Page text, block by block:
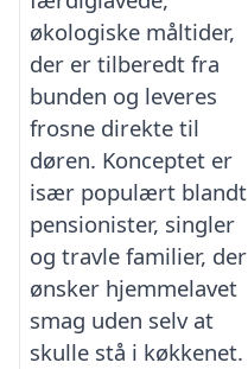
økologiske måltider,
der er tilberedt fra
bunden og leveres
frosne direkte til
døren. Konceptet er
især populært blandt
pensionister, singler
og travle familier, der
ønsker hjemmelavet
smag uden selv at
skulle stå i køkkenet.